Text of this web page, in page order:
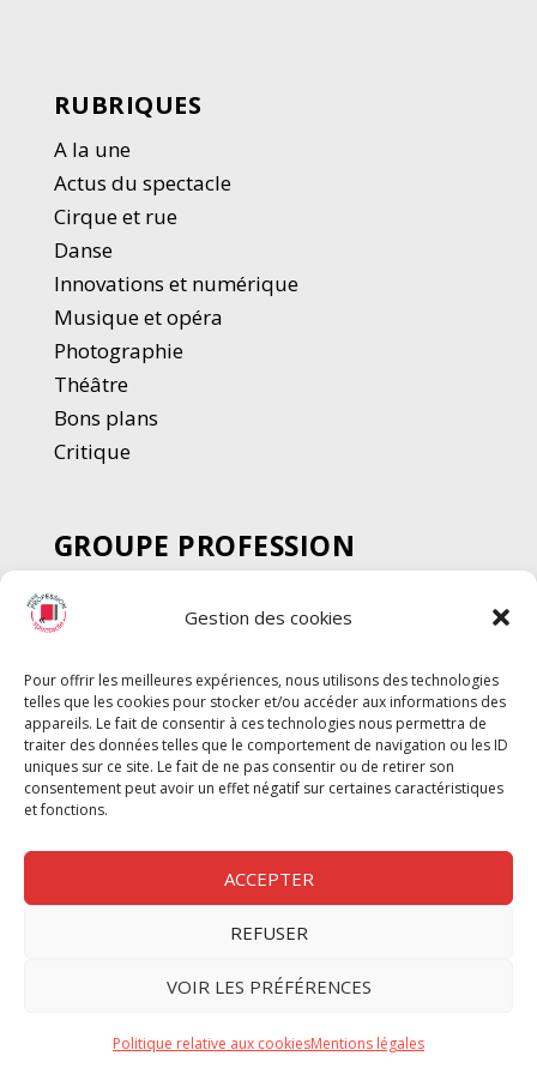
Gestion des cookies
Pour offrir les meilleures expériences, nous utilisons des technologies
telles que les cookies pour stocker et/ou accéder aux informations des
appareils. Le fait de consentir à ces technologies nous permettra de
traiter des données telles que le comportement de navigation ou les ID
uniques sur ce site. Le fait de ne pas consentir ou de retirer son
consentement peut avoir un effet négatif sur certaines caractéristiques
et fonctions.
ACCEPTER
REFUSER
VOIR LES PRÉFÉRENCES
Politique relative aux cookiesMentions légales
RUBRIQUES
A la une
Actus du spectacle
Cirque et rue
Danse
Innovations et numérique
Musique et opéra
Photographie
Théâtre
Bons plans
Critique
GROUPE PROFESSION
SPECTACLE
Chèque Intermittents
Chèque Compta
Chèque Emploi Spectacle
G-Pods
Profession Audio-visuel
Nous contacter